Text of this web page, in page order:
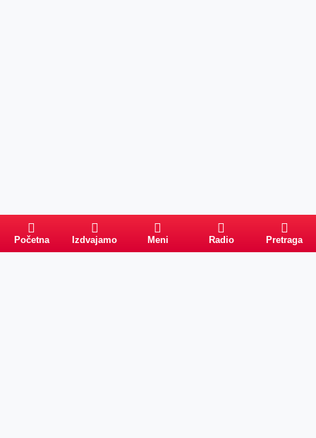
Početna Izdvajamo Meni Radio Pretraga